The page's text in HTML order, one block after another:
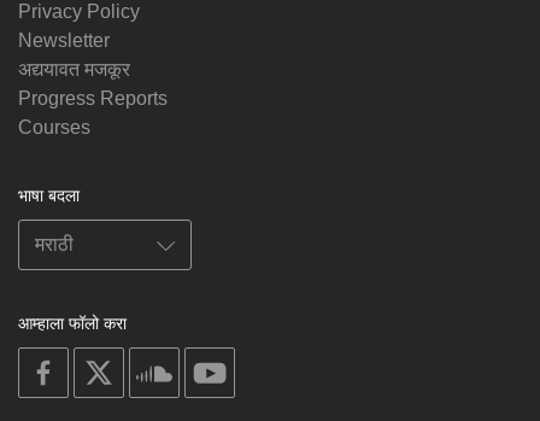
Privacy Policy
Newsletter
अद्ययावत मजकूर
Progress Reports
Courses
भाषा बदला
आम्हाला फॉलो करा
on
facebook
soundcloud